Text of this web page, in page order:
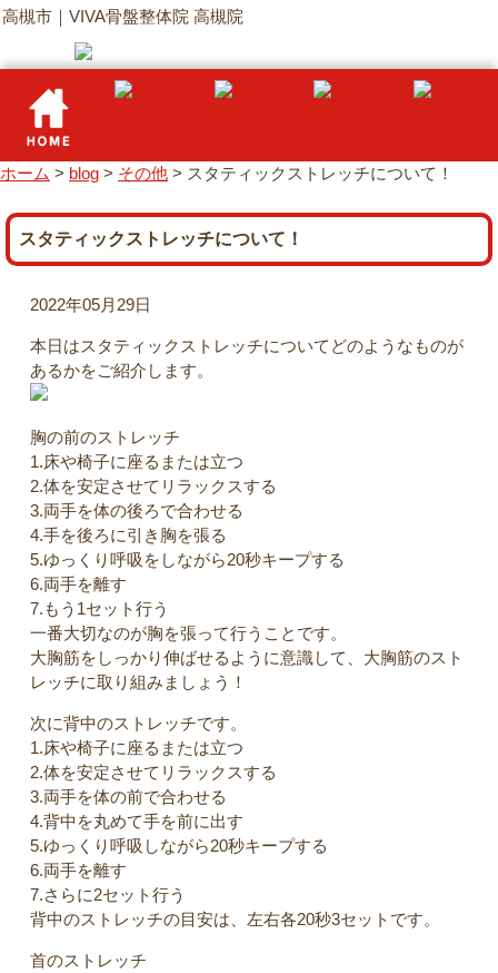
高槻市｜VIVA骨盤整体院 高槻院
ホーム > blog > その他 > スタティックストレッチについて！
スタティックストレッチについて！
2022年05月29日
本日はスタティックストレッチについてどのようなものが
あるかをご紹介します。
胸の前のストレッチ
1.床や椅子に座るまたは立つ
2.体を安定させてリラックスする
3.両手を体の後ろで合わせる
4.手を後ろに引き胸を張る
5.ゆっくり呼吸をしながら20秒キープする
6.両手を離す
7.もう1セット行う
一番大切なのが胸を張って行うことです。
大胸筋をしっかり伸ばせるように意識して、大胸筋のスト
レッチに取り組みましょう！
次に背中のストレッチです。
1.床や椅子に座るまたは立つ
2.体を安定させてリラックスする
3.両手を体の前で合わせる
4.背中を丸めて手を前に出す
5.ゆっくり呼吸しながら20秒キープする
6.両手を離す
7.さらに2セット行う
背中のストレッチの目安は、左右各20秒3セットです。
首のストレッチ